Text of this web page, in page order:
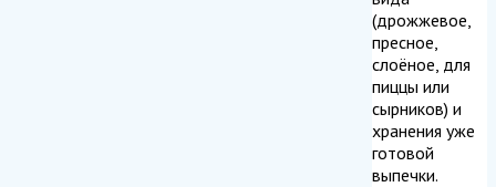
(дрожжевое,
пресное,
слоёное, для
пиццы или
сырников) и
хранения уже
готовой
выпечки.